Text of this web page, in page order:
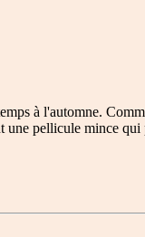
à l'automne.
pellicule mince qui